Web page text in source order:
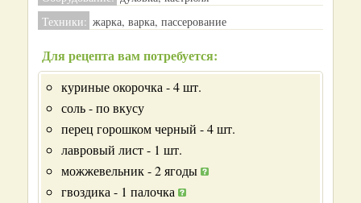
Техники: жарка, варка, пассерование
Для рецепта вам потребуется:
куриные окорочка - 4 шт.
соль - по вкусу
перец горошком черный - 4 шт.
лавровый лист - 1 шт.
можжевельник - 2 ягоды
гвоздика - 1 палочка